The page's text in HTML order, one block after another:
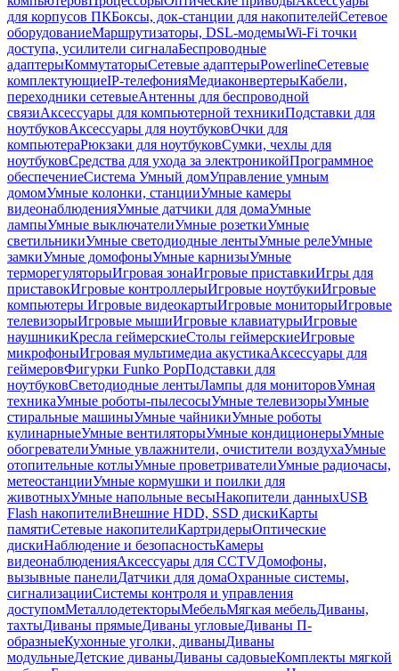
для корпусов ПКБоксы, док-станции для накопителейСетевое
оборудованиеМаршрутизаторы, DSL-модемыWi-Fi точки
доступа, усилители сигналаБеспроводные
адаптерыКоммутаторыСетевые адаптерыPowerlineСетевые
комплектующиеIP-телефонияМедиаконвертерыКабели,
переходники сетевыеАнтенны для беспроводной
связиАксессуары для компьютерной техникиПодставки для
ноутбуковАксессуары для ноутбуковОчки для
компьютераРюкзаки для ноутбуковСумки, чехлы для
ноутбуковСредства для ухода за электроникойПрограммное
обеспечениеСистема Умный домУправление умным
домомУмные колонки, станцииУмные камеры
видеонаблюденияУмные датчики для домаУмные
лампыУмные выключателиУмные розеткиУмные
светильникиУмные светодиодные лентыУмные релеУмные
замкиУмные домофоныУмные карнизыУмные
терморегуляторыИгровая зонаИгровые приставкиИгры для
приставокИгровые контроллерыИгровые ноутбукиИгровые
компьютеры Игровые видеокартыИгровые мониторыИгровые
телевизорыИгровые мышиИгровые клавиатурыИгровые
наушникиКресла геймерскиеСтолы геймерскиеИгровые
микрофоныИгровая мультимедиа акустикаАксессуары для
геймеровФигурки Funko PopПодставки для
ноутбуковСветодиодные лентыЛампы для мониторовУмная
техникаУмные роботы-пылесосыУмные телевизорыУмные
стиральные машиныУмные чайникиУмные роботы
кулинарныеУмные вентиляторыУмные кондиционерыУмные
обогревателиУмные увлажнители, очистители воздухаУмные
отопительные котлыУмные проветривателиУмные радиочасы,
метеостанцииУмные кормушки и поилки для
животныхУмные напольные весыНакопители данныхUSB
Flash накопителиВнешние HDD, SSD дискиКарты
памятиСетевые накопителиКартридерыОптические
дискиНаблюдение и безопасностьКамеры
видеонаблюденияАксессуары для CCTVДомофоны,
вызывные панелиДатчики для домаОхранные системы,
сигнализацииСистемы контроля и управления
доступомМеталлодетекторыМебельМягкая мебельДиваны,
тахтыДиваны прямыеДиваны угловыеДиваны П-
образныеКухонные уголки, диваныДиваны
модульныеДетские диваныДиваны садовыеКомплекты мягкой